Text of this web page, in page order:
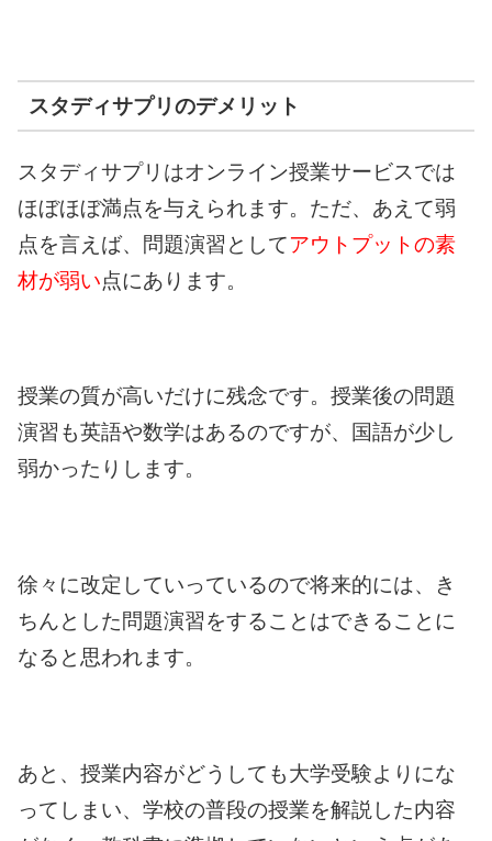
スタディサプリのデメリット
スタディサプリはオンライン授業サービスでは
ほぼほぼ満点を与えられます。ただ、あえて弱
点を言えば、問題演習としてアウトプットの素
材が弱い点にあります。
授業の質が高いだけに残念です。授業後の問題
演習も英語や数学はあるのですが、国語が少し
弱かったりします。
徐々に改定していっているので将来的には、き
ちんとした問題演習をすることはできることに
なると思われます。
あと、授業内容がどうしても大学受験よりにな
ってしまい、学校の普段の授業を解説した内容